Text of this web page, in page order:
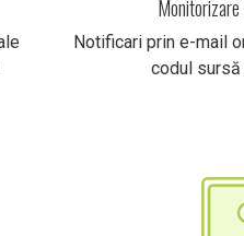
Notificari prin e-mail
codul